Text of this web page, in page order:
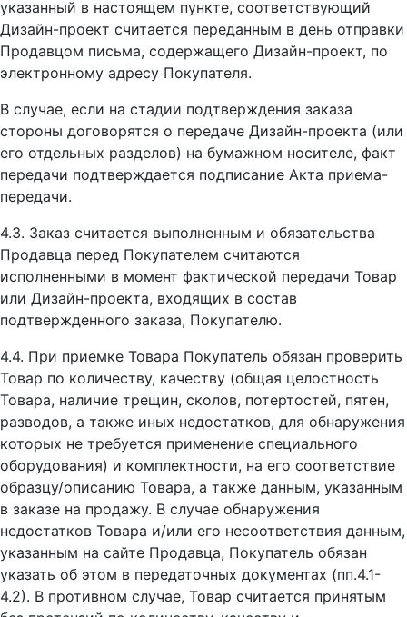
указанный в настоящем пункте, соответствующий
Дизайн-проект считается переданным в день отправки
Продавцом письма, содержащего Дизайн-проект, по
электронному адресу Покупателя.
В случае, если на стадии подтверждения заказа
стороны договорятся о передаче Дизайн-проекта (или
его отдельных разделов) на бумажном носителе, факт
передачи подтверждается подписание Акта приема-
передачи.
4.3. Заказ считается выполненным и обязательства
Продавца перед Покупателем считаются
исполненными в момент фактической передачи Товар
или Дизайн-проекта, входящих в состав
подтвержденного заказа, Покупателю.
4.4. При приемке Товара Покупатель обязан проверить
Товар по количеству, качеству (общая целостность
Товара, наличие трещин, сколов, потертостей, пятен,
разводов, а также иных недостатков, для обнаружения
которых не требуется применение специального
оборудования) и комплектности, на его соответствие
образцу/описанию Товара, а также данным, указанным
в заказе на продажу. В случае обнаружения
недостатков Товара и/или его несоответствия данным,
указанным на сайте Продавца, Покупатель обязан
указать об этом в передаточных документах (пп.4.1-
4.2). В противном случае, Товар считается принятым